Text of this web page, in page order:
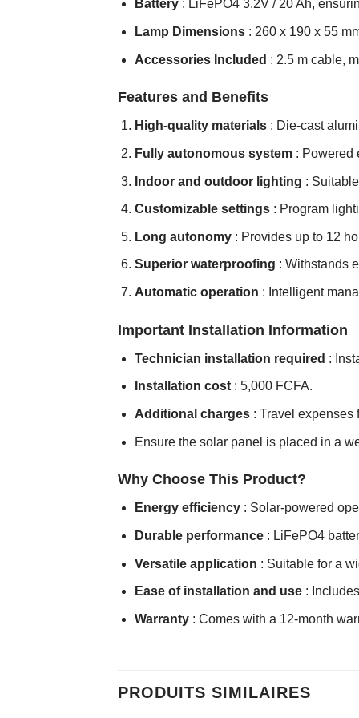
Battery: LiFePO4 3.2V / 20 Ah,
Lamp Dimensions: 260 x 190 x 55
Accessories Included : 2.5 m cable,
Features and Benefits
High-quality materials: Die-cast
Fully autonomous system: Powered
Indoor and outdoor lighting :
Customizable settings: Program
Long autonomy: Provides up to 12
Superior waterproofing : Withstands
Automatic operation : Intelligent
Important Installation Information
Technician installation required :
Installation cost: 5,000 FCFA.
Additional charges: Travel expenses
Ensure the solar panel is placed in a
Why Choose This Product?
Energy efficiency: Solar-powered
Durable performance: LiFePO4
Versatile application : Suitable for a
Ease of installation and use:
Warranty: Comes with a 12-month
PRODUITS SIMILAIRES